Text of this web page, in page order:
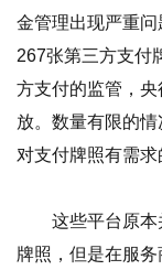
金管理出现严重
267张第三方支付
方支付的监管，
放。数量有限的
对支付牌照有需求
这些平台原本
牌照，但是在服